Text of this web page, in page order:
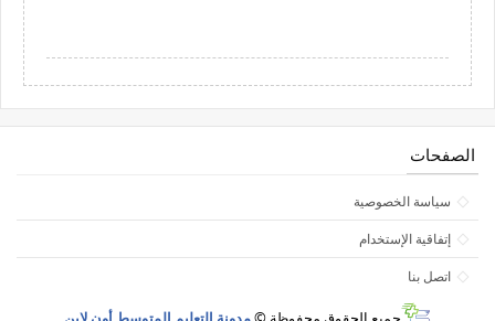
الصفحات
سياسة الخصوصية
إتفاقية الإستخدام
اتصل بنا